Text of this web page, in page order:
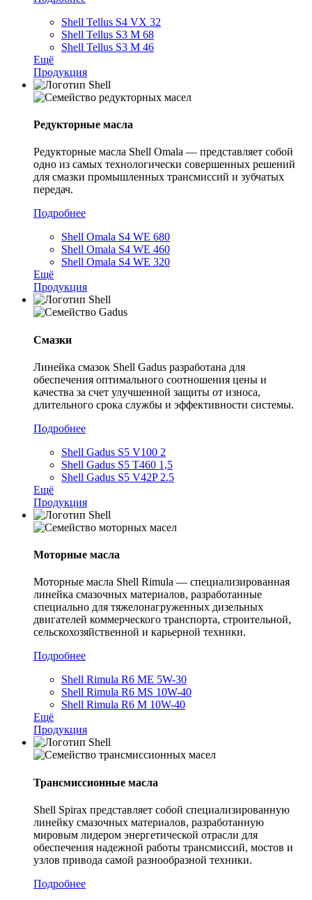
Shell Tellus S4 VX 32
Shell Tellus S3 M 68
Shell Tellus S3 M 46
Ещё
Продукция
Редукторные масла
Редукторные масла Shell Omala — представляет собой
одно из самых технологически совершенных решений
для смазки промышленных трансмиссий и зубчатых
передач.
Подробнее
Shell Omala S4 WE 680
Shell Omala S4 WE 460
Shell Omala S4 WE 320
Ещё
Продукция
Смазки
Линейка смазок Shell Gadus разработана для
обеспечения оптимального соотношения цены и
качества за счет улучшенной защиты от износа,
длительного срока службы и эффективности системы.
Подробнее
Shell Gadus S5 V100 2
Shell Gadus S5 T460 1,5
Shell Gadus S5 V42P 2.5
Ещё
Продукция
Моторные масла
Моторные масла Shell Rimula — специализированная
линейка смазочных материалов, разработанные
специально для тяжелонагруженных дизельных
двигателей коммерческого транспорта, строительной,
сельскохозяйственной и карьерной техники.
Подробнее
Shell Rimula R6 ME 5W-30
Shell Rimula R6 MS 10W-40
Shell Rimula R6 M 10W-40
Ещё
Продукция
Трансмиссионные масла
Shell Spirax представляет собой специализированную
линейку смазочных материалов, разработанную
мировым лидером энергетической отрасли для
обеспечения надежной работы трансмиссий, мостов и
узлов привода самой разнообразной техники.
Подробнее